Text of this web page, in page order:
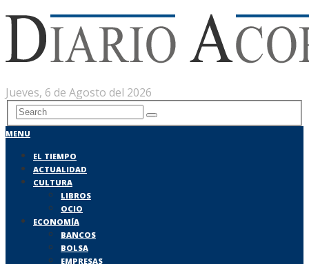
Jueves, 6 de Agosto del 2026
MENU
EL TIEMPO
ACTUALIDAD
CULTURA
LIBROS
OCIO
ECONOMÍA
BANCOS
BOLSA
EMPRESAS